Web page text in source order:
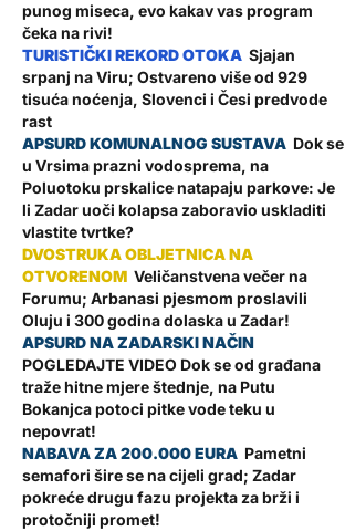
punog miseca, evo kakav vas program
čeka na rivi!
Sjajan
srpanj na Viru; Ostvareno više od 929
tisuća noćenja, Slovenci i Česi predvode
rast
Dok se
u Vrsima prazni vodosprema, na
Poluotoku prskalice natapaju parkove: Je
li Zadar uoči kolapsa zaboravio uskladiti
vlastite tvrtke?
Veličanstvena večer na
Forumu; Arbanasi pjesmom proslavili
Oluju i 300 godina dolaska u Zadar!
POGLEDAJTE VIDEO Dok se od građana
traže hitne mjere štednje, na Putu
Bokanjca potoci pitke vode teku u
nepovrat!
Pametni
semafori šire se na cijeli grad; Zadar
pokreće drugu fazu projekta za brži i
protočniji promet!